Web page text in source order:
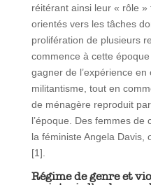
réitérant ainsi leur « rôle »
orientés vers les tâches
prolifération de plusieurs
commence à cette
gagner de l’expérience
militantisme, tout en
de ménagère reproduit
l’époque. Des femmes de
la féministe Angela Davis,
[1].
Régime de genre et